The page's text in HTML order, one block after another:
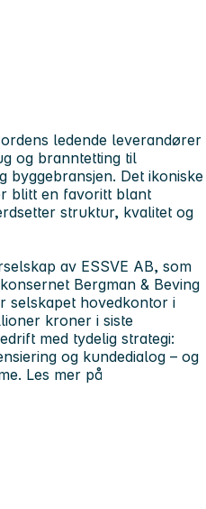
ledende leverandører
og branntetting til
byggebransjen. Det ikoniske
blitt en favoritt blant
struktur, kvalitet og
av ESSVE AB, som
Bergman & Beving
selskapet hovedkontor i
kroner i siste
med tydelig strategi:
og kundedialog – og
Les mer på